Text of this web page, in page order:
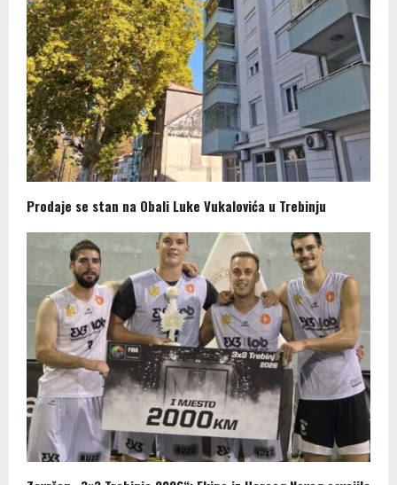
Prodaje se stan na Obali Luke Vukalovića u Trebinju